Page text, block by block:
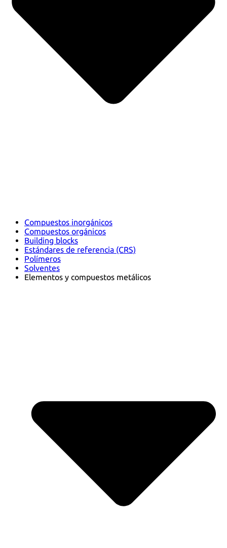
Compuestos inorgánicos
Compuestos orgánicos
Building blocks
Estándares de referencia (CRS)
Polímeros
Solventes
Elementos y compuestos metálicos